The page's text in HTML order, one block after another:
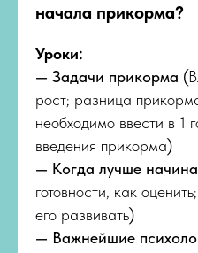
начала прикорма?
Уроки:
— Задачи прикорма (
рост; разница
необходимо ввести в 1
введения прикорма)
— Когда лучше
готовности, как
его развивать)
— Важнейшие